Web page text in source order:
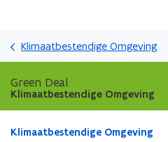
Klimaatbestendige Omgeving
Green Deal
Klimaatbestendige Omgeving
Gedaan
Klimaatbestendige Omgeving